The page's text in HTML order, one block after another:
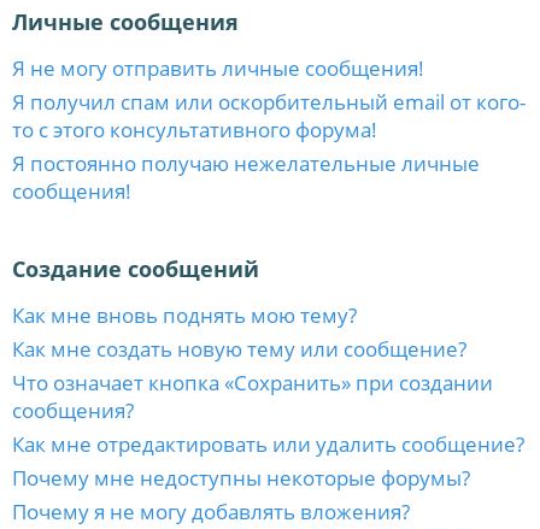
Личные сообщения
Я не могу отправить личные сообщения!
Я получил спам или оскорбительный email от кого-
то с этого консультативного форума!
Я постоянно получаю нежелательные личные
сообщения!
Создание сообщений
Как мне вновь поднять мою тему?
Как мне создать новую тему или сообщение?
Что означает кнопка «Сохранить» при создании
сообщения?
Как мне отредактировать или удалить сообщение?
Почему мне недоступны некоторые форумы?
Почему я не могу добавлять вложения?